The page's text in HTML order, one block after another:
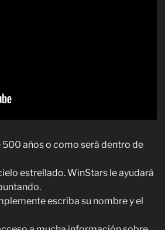
años o como será dentro de
estrellado. WinStars le ayudará
escriba su nombre y el